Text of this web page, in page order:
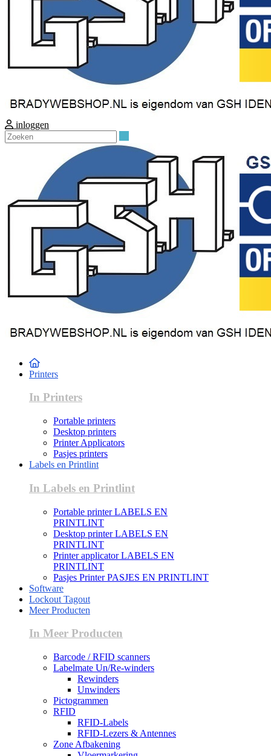
inloggen
Printers
In Printers
Portable printers
Desktop printers
Printer Applicators
Pasjes printers
Labels en Printlint
In Labels en Printlint
Portable printer LABELS EN
PRINTLINT
Desktop printer LABELS EN
PRINTLINT
Printer applicator LABELS EN
PRINTLINT
Pasjes Printer PASJES EN PRINTLINT
Software
Lockout Tagout
Meer Producten
In Meer Producten
Barcode / RFID scanners
Labelmate Un/Re-winders
Rewinders
Unwinders
Pictogrammen
RFID
RFID-Labels
RFID-Lezers & Antennes
Zone Afbakening